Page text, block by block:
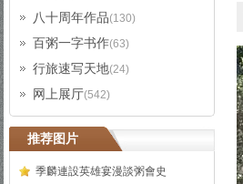
八十周年作品(130)
百粥一字书作(63)
行旅速写天地(24)
网上展厅(542)
推荐图片
季麟連設英雄宴漫談粥會史